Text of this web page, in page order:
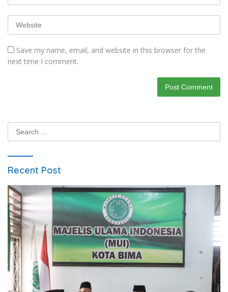
Save my name, email, and website in this browser for the
next time I comment.
Search
for:
Recent Post